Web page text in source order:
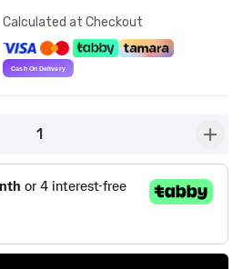
Calculated at Checkout
1